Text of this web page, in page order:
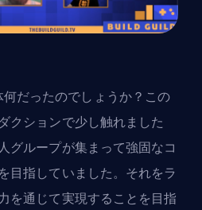
だったのでしょうか？この
クションで少し触れました
グループが集まって強固なコ
目指していました。それをラ
を通じて実現することを目指